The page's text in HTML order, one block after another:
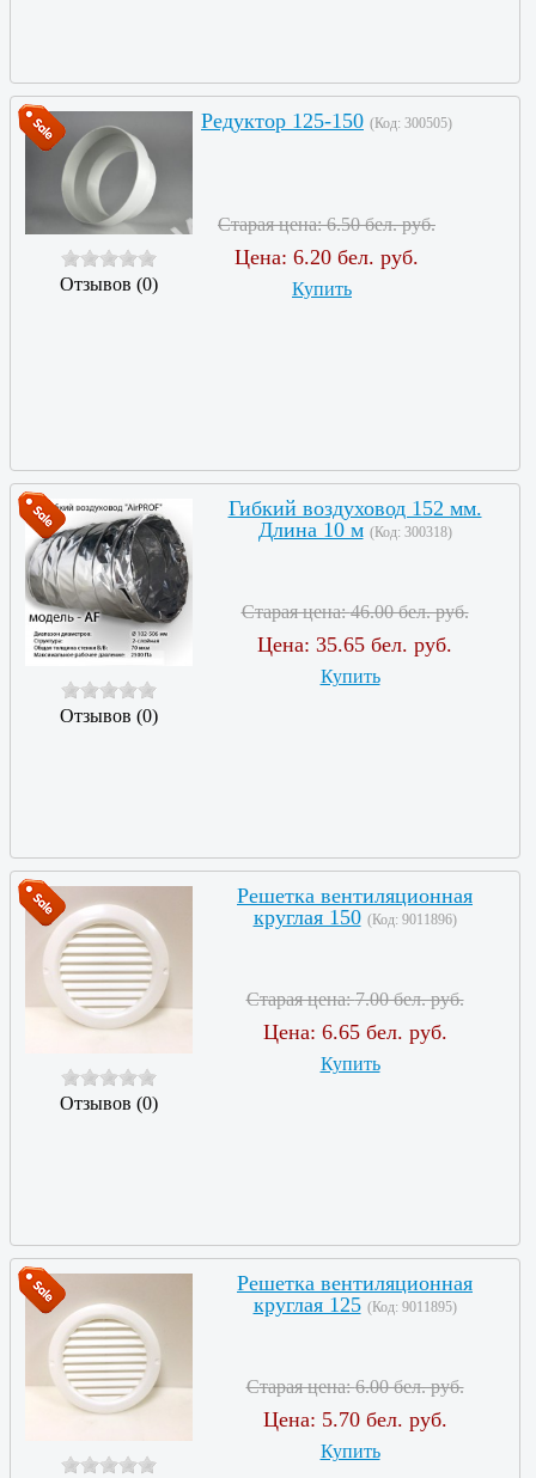
Отзывов (0)
Редуктор 125-150 (Код: 300505)
Старая цена:6.50 бел. руб.
Цена: 6.20 бел. руб.
Купить
Отзывов (0)
Гибкий воздуховод 152 мм.
Длина 10 м (Код: 300318)
Старая цена:46.00 бел. руб.
Цена: 35.65 бел. руб.
Купить
Отзывов (0)
Решетка вентиляционная
круглая 150 (Код: 9011896)
Старая цена:7.00 бел. руб.
Цена: 6.65 бел. руб.
Купить
Решетка вентиляционная
круглая 125 (Код: 9011895)
Старая цена:6.00 бел. руб.
Цена: 5.70 бел. руб.
Купить